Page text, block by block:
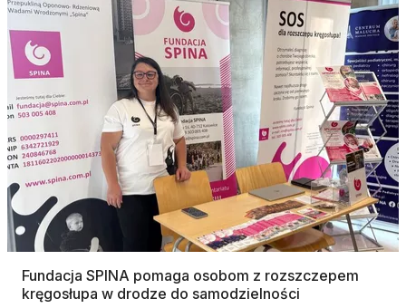
Fundacja SPINA pomaga osobom z rozszczepem
kręgosłupa w drodze do samodzielności